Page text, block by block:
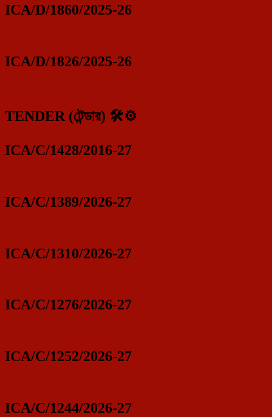
ICA/D/1860/2025-26
ICA/D/1826/2025-26
TENDER (টেন্ডার) 🛠️⚙️
ICA/C/1428/2016-27
ICA/C/1389/2026-27
ICA/C/1310/2026-27
ICA/C/1276/2026-27
ICA/C/1252/2026-27
ICA/C/1244/2026-27